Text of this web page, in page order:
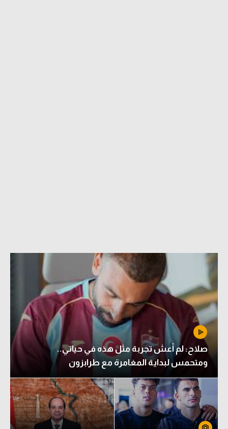
صلاح: لم أعش تجربة مثل هذه في حياتي..
ومتحمس لبداية المغامرة مع طرابزون